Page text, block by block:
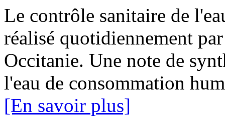
Le contrôle sanitaire de
réalisé quotidiennement
Occitanie. Une note de
l'eau de consommation
[En savoir plus]